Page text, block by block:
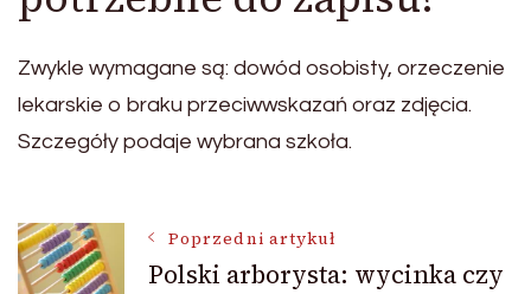
Zwykle wymagane są: dowód osobisty, orzeczenie
lekarskie o braku przeciwwskazań oraz zdjęcia.
Szczegóły podaje wybrana szkoła.
NawigacjaPoprzedni artykuł
Polski arborysta: wycinka czy